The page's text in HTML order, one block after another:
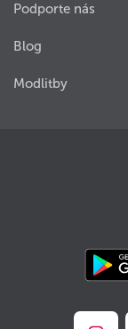
Podporte nás
Blog
Modlitby